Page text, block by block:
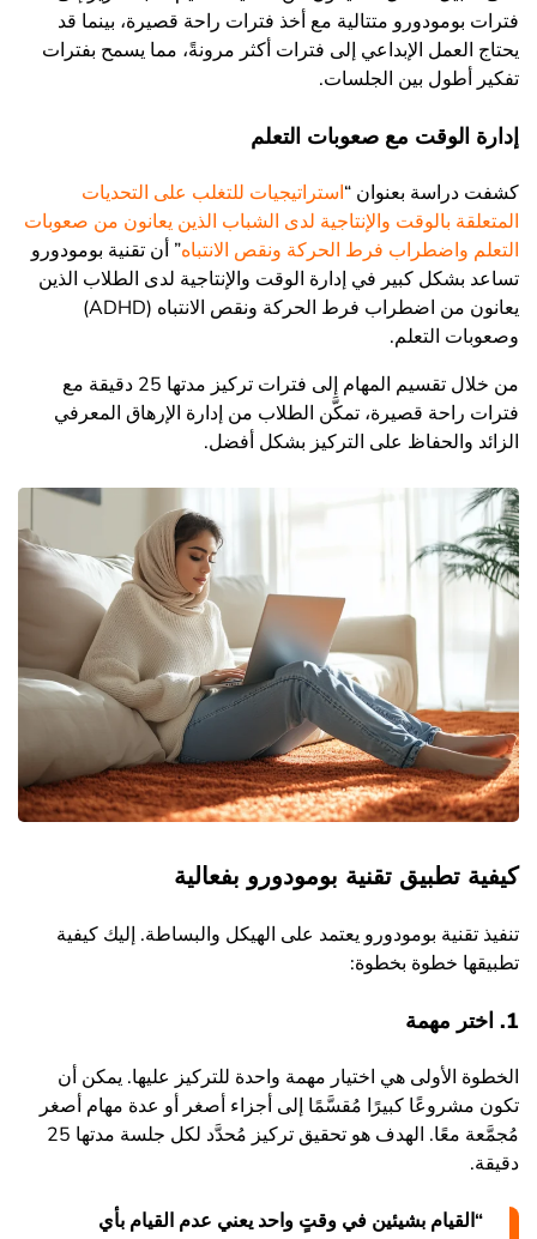
فترات بومودورو متتالية مع أخذ فترات راحة قصيرة، بينما قد
يحتاج العمل الإبداعي إلى فترات أكثر مرونةً، مما يسمح بفترات
تفكير أطول بين الجلسات.
إدارة الوقت مع صعوبات التعلم
كشفت دراسة بعنوان “استراتيجيات للتغلب على التحديات
المتعلقة بالوقت والإنتاجية لدى الشباب الذين يعانون من صعوبات
التعلم واضطراب فرط الحركة ونقص الانتباه” أن تقنية بومودورو
تساعد بشكل كبير في إدارة الوقت والإنتاجية لدى الطلاب الذين
يعانون من اضطراب فرط الحركة ونقص الانتباه (ADHD)
وصعوبات التعلم.
من خلال تقسيم المهام إلى فترات تركيز مدتها 25 دقيقة مع
فترات راحة قصيرة، تمكَّن الطلاب من إدارة الإرهاق المعرفي
الزائد والحفاظ على التركيز بشكل أفضل.
كيفية تطبيق تقنية بومودورو بفعالية
تنفيذ تقنية بومودورو يعتمد على الهيكل والبساطة. إليك كيفية
تطبيقها خطوة بخطوة:
1. اختر مهمة
الخطوة الأولى هي اختيار مهمة واحدة للتركيز عليها. يمكن أن
تكون مشروعًا كبيرًا مُقسَّمًا إلى أجزاء أصغر أو عدة مهام أصغر
مُجمَّعة معًا. الهدف هو تحقيق تركيز مُحدَّد لكل جلسة مدتها 25
دقيقة.
“القيام بشيئين في وقتٍ واحد يعني عدم القيام بأي